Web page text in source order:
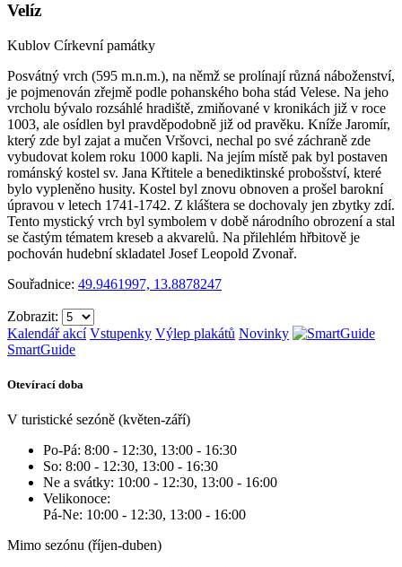
Velíz
Kublov Církevní památky
Posvátný vrch (595 m.n.m.), na němž se prolínají různá náboženství,
je pojmenován zřejmě podle pohanského boha stád Velese. Na jeho
vrcholu bývalo rozsáhlé hradiště, zmiňované v kronikách již v roce
1003, ale osídlen byl pravděpodobně již od pravěku. Kníže Jaromír,
který zde byl zajat a mučen Vršovci, nechal po své záchraně zde
vybudovat kolem roku 1000 kapli. Na jejím místě pak byl postaven
románský kostel sv. Jana Křtitele a benediktinské probošství, které
bylo vypleněno husity. Kostel byl znovu obnoven a prošel barokní
úpravou v letech 1741-1742. Z kláštera se dochovaly jen zbytky zdí.
Tento mystický vrch byl symbolem v době národního obrození a stal
se častým tématem kreseb a akvarelů. Na přilehlém hřbitově je
pochován hudební skladatel Josef Leopold Zvonař.
Souřadnice: 49.9461997, 13.8878247
Zobrazit:
Kalendář akcí Vstupenky Výlep plakátů Novinky
SmartGuide
Otevírací doba
V turistické sezóně (květen-září)
Po-Pá: 8:00 - 12:30, 13:00 - 16:30
So: 8:00 - 12:30, 13:00 - 16:30
Ne a svátky: 10:00 - 12:30, 13:00 - 16:00
Velikonoce:
Pá-Ne: 10:00 - 12:30, 13:00 - 16:00
Mimo sezónu (říjen-duben)